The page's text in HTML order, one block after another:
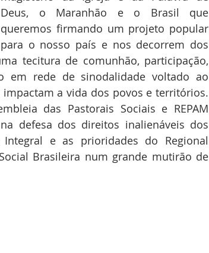
Deus, o Maranhão e o Brasil que
queremos firmando um projeto popular
para o nosso país e nos decorrem dos
tecitura de comunhão, participação,
em rede de sinodalidade voltado ao
a vida dos povos e territórios.
das Pastorais Sociais e REPAM
defesa dos direitos inalienáveis dos
e as prioridades do Regional
Brasileira num grande mutirão de